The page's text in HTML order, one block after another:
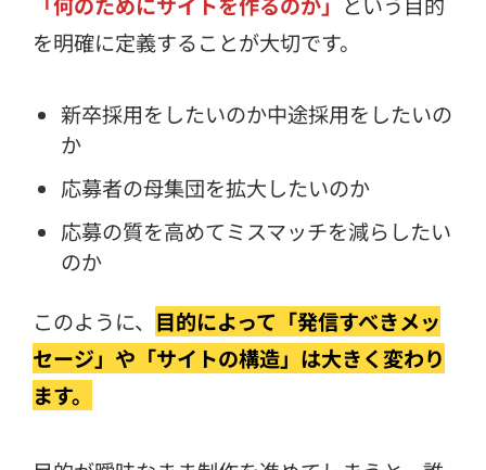
を明確に定義することが大切です。
新卒採用をしたいのか中途採用をしたいの
か
応募者の母集団を拡大したいのか
応募の質を高めてミスマッチを減らしたい
のか
このように、 目的によって「発信すべきメッ
セージ」や「サイトの構造」は大きく変わり
ます。